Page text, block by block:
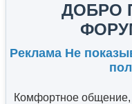
ДОБРО
Реклама Не
Комфортное